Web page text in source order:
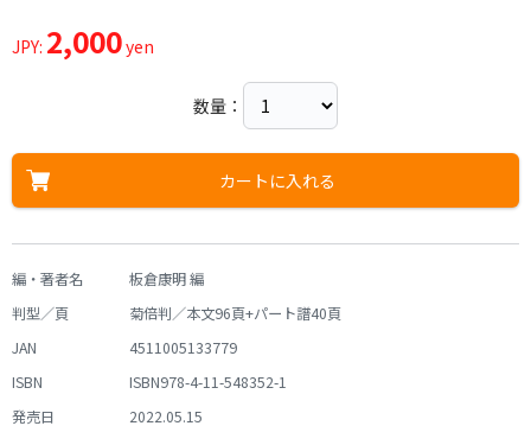
JPY: 2,000yen
数量：
カートに入れる
編・著者名
板倉康明 編
判型／頁
菊倍判／本文96頁+パート譜40頁
JAN
4511005133779
ISBN
ISBN978-4-11-548352-1
発売日
2022.05.15